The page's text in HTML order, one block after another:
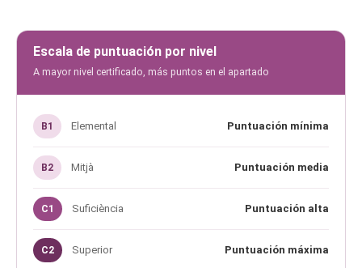
Escala de puntuación por nivel
A mayor nivel certificado, más puntos en el apartado
B1 Elemental Puntuación mínima
B2 Mitjà Puntuación media
C1 Suficiència Puntuación alta
C2 Superior Puntuación máxima